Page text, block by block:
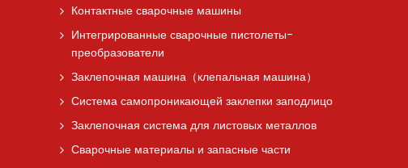
Контактные сварочные машины
Интегрированные сварочные пистолеты-
преобразователи
Заклепочная машина（клепальная машина）
Система самопроникающей заклепки заподлицо
Заклепочная система для листовых металлов
Сварочные материалы и запасные части